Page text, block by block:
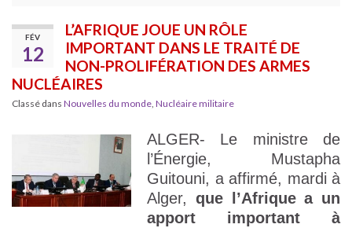
FÉV
12
L’AFRIQUE JOUE UN RÔLE
IMPORTANT DANS LE TRAITÉ DE
NON-PROLIFÉRATION DES ARMES
NUCLÉAIRES
Classé dans Nouvelles du monde, Nucléaire militaire
ALGER- Le ministre de
l’Énergie, Mustapha
Guitouni, a affirmé, mardi à
Alger, que l’Afrique a un
apport important à